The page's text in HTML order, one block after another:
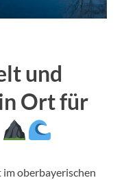
und
Ort für
im oberbayerischen